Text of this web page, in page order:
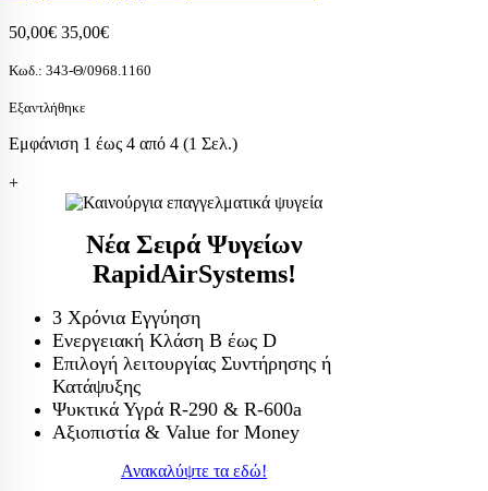
50,00€ 35,00€
Κωδ.: 343-Θ/0968.1160
Εξαντλήθηκε
Εμφάνιση 1 έως 4 από 4 (1 Σελ.)
+
Νέα Σειρά Ψυγείων
RapidAirSystems!
3 Χρόνια Εγγύηση
Ενεργειακή Κλάση Β έως D
Επιλογή λειτουργίας Συντήρησης ή
Κατάψυξης
Ψυκτικά Υγρά R-290 & R-600a
Αξιοπιστία & Value for Money
Ανακαλύψτε τα εδώ!